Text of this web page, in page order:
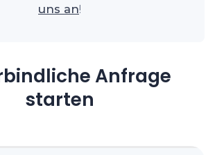
uns an!
Anfrage
starten